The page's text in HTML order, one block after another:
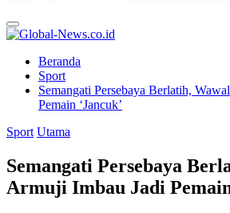
Primary
Menu
Beranda
Sport
Semangati Persebaya Berlatih,
Pemain ‘Jancuk’
Sport Utama
Semangati Persebaya
Armuji Imbau Jadi Pemain